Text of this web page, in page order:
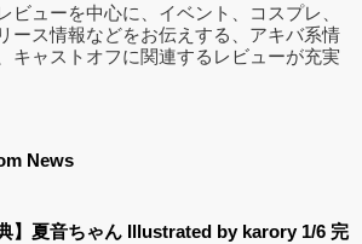
ビューを中心に、イベント、コスプレ、
ース情報などをお伝えする、アキバ系情
キャストオフに関連するレビューが充実
News
】夏音ちゃん Illustrated by karory 1/6 完